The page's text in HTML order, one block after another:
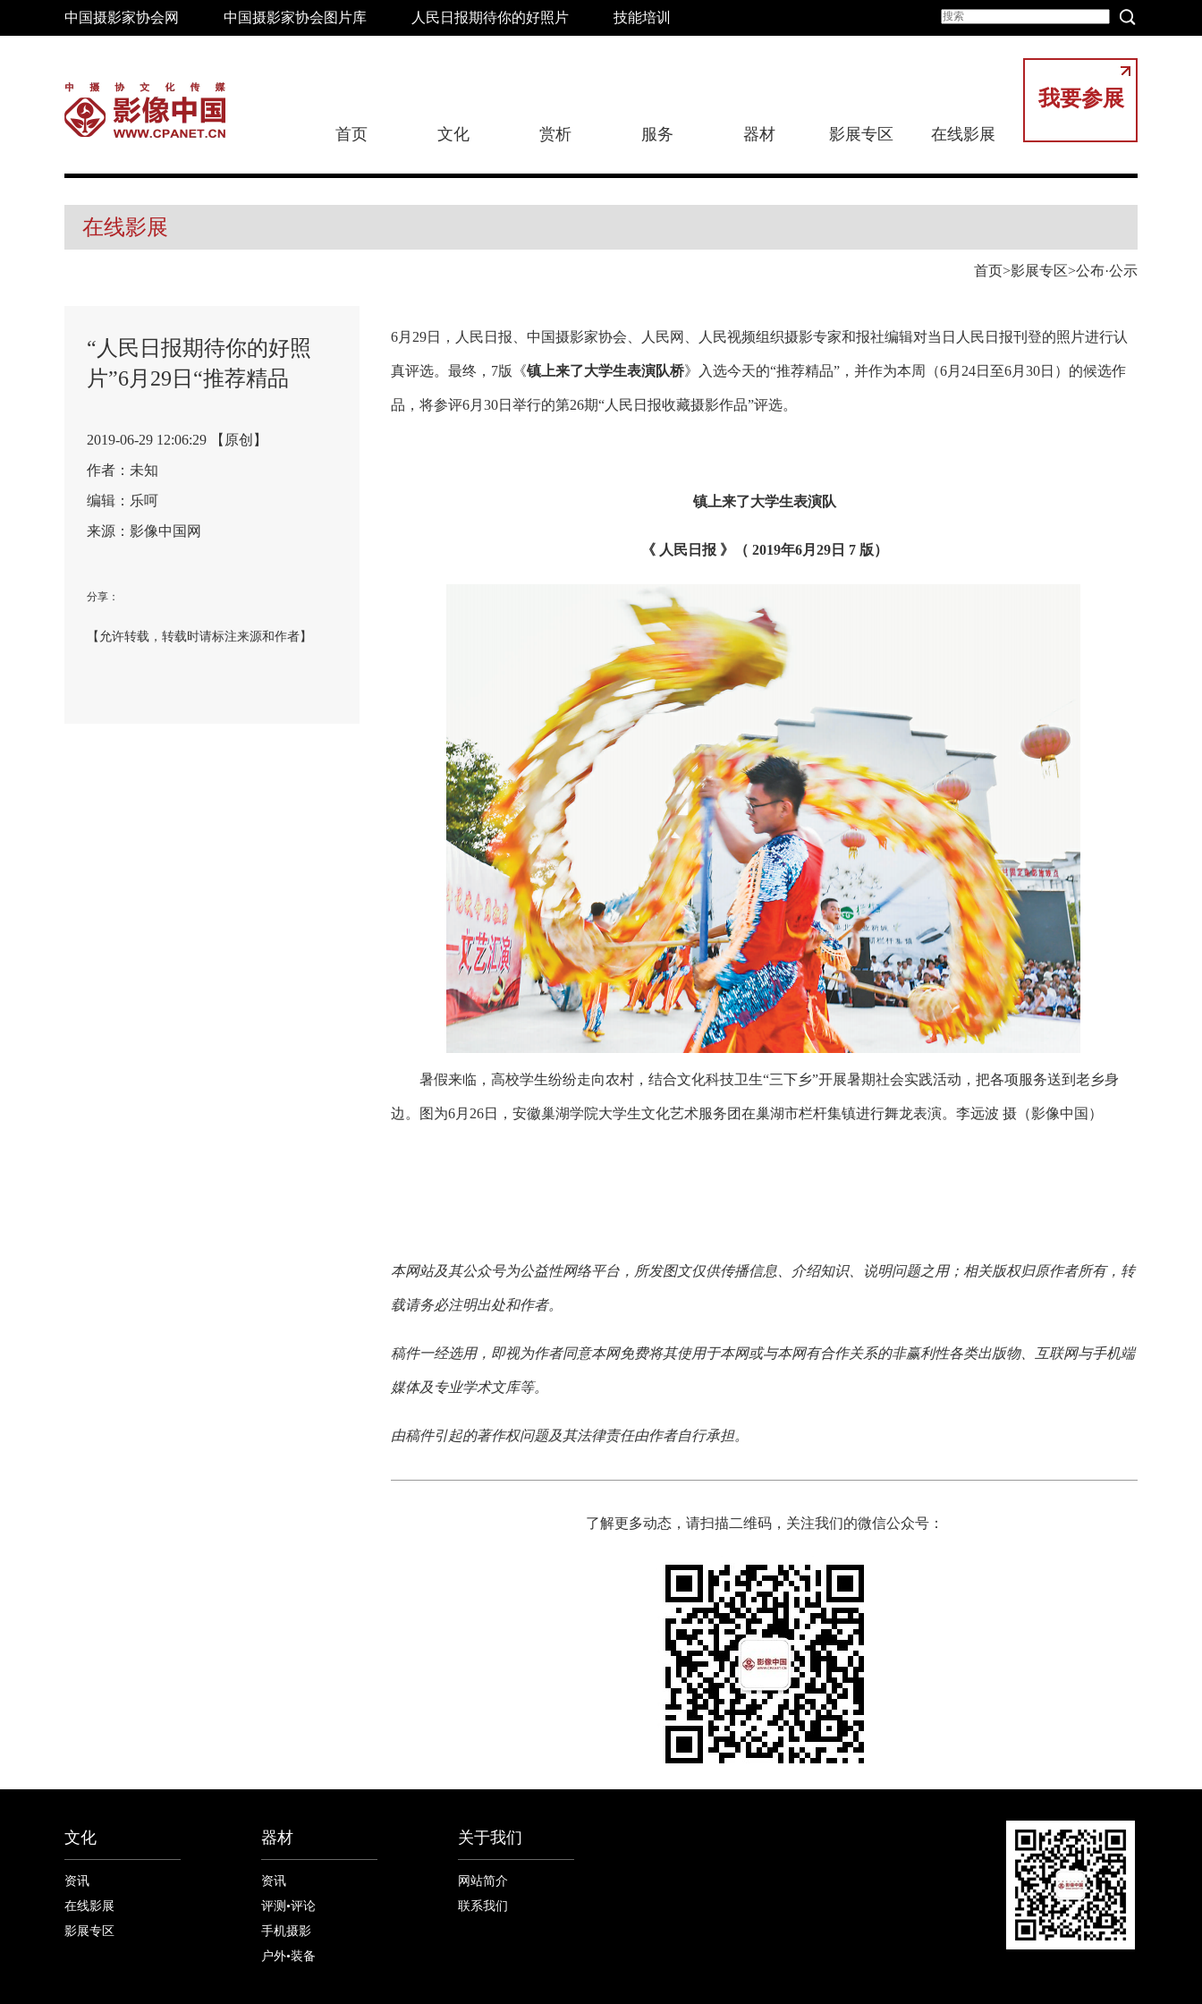
中国摄影家协会网 中国摄影家协会图片库 人民日报期待你的好照片 技能培训
我要参展
首页 文化 赏析 服务 器材 影展专区 在线影展
在线影展
首页 影展专区 公布·公示
“人民日报期待你的好照
片”6月29日“推荐精品
2019-06-29 12:06:29 【原创】
作者：未知
编辑：乐呵
来源：影像中国网
分享：
【允许转载，转载时请标注来源和作者】
6月29日，人民日报、中国摄影家协会、人民网、人民视频组织摄影专家和报社编辑对当日人民日报刊登的照片进行认
真评选。最终，7版《镇上来了大学生表演队桥》入选今天的“推荐精品”，并作为本周（6月24日至6月30日）的候选作
品，将参评6月30日举行的第26期“人民日报收藏摄影作品”评选。
镇上来了大学生表演队
《 人民日报 》（ 2019年6月29日 7 版）
暑假来临，高校学生纷纷走向农村，结合文化科技卫生“三下乡”开展暑期社会实践活动，把各项服务送到老乡身
边。图为6月26日，安徽巢湖学院大学生文化艺术服务团在巢湖市栏杆集镇进行舞龙表演。 李远波 摄（影像中国）
本网站及其公众号为公益性网络平台，所发图文仅供传播信息、介绍知识、说明问题之用；相关版权归原作者所有，转
载请务必注明出处和作者。
稿件一经选用，即视为作者同意本网免费将其使用于本网或与本网有合作关系的非赢利性各类出版物、互联网与手机端
媒体及专业学术文库等。
由稿件引起的著作权问题及其法律责任由作者自行承担。
了解更多动态，请扫描二维码，关注我们的微信公众号：
文化
资讯
在线影展
影展专区
器材
资讯
评测•评论
手机摄影
户外•装备
关于我们
网站简介
联系我们